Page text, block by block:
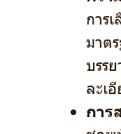
การ
มาต
บรร
ละเ
การ